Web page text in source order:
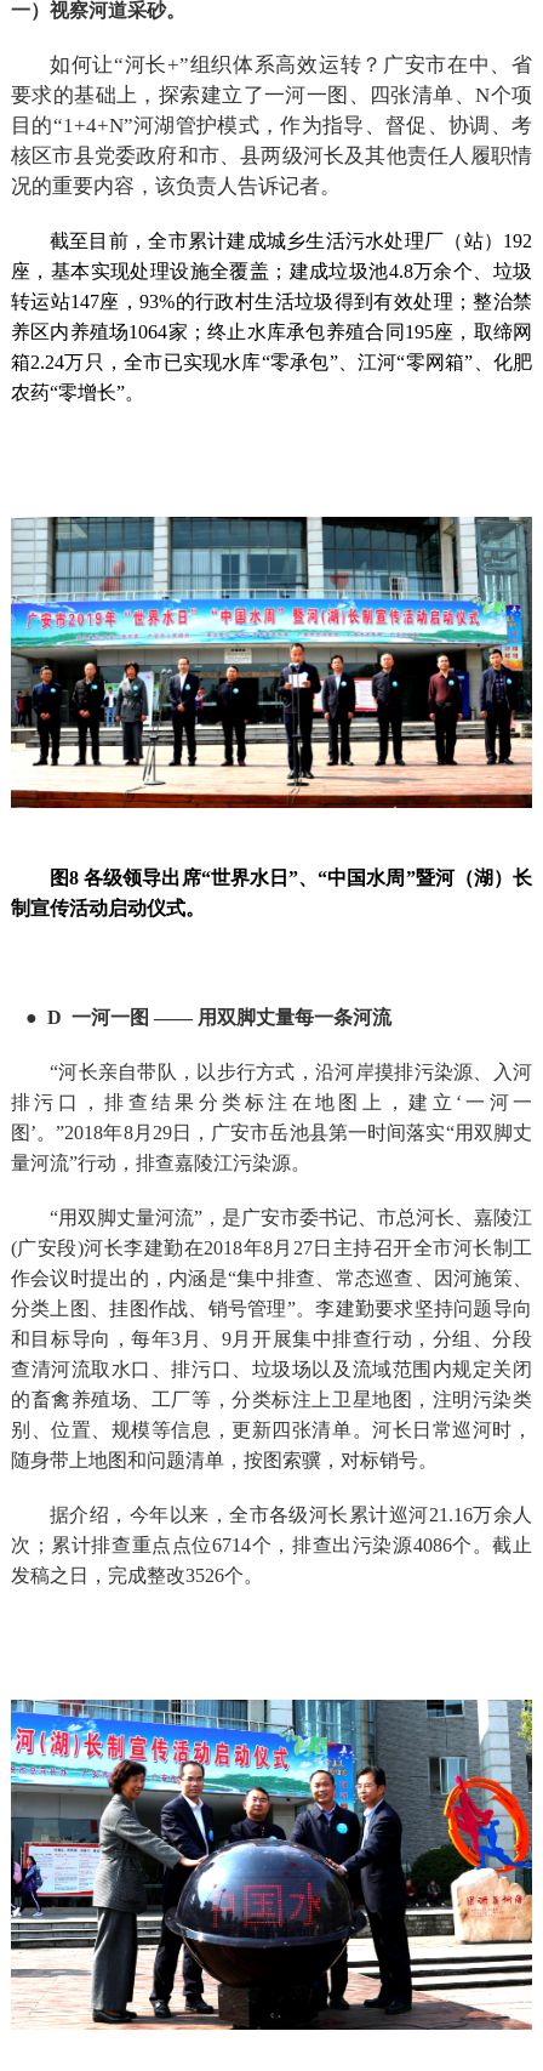
一）视察河道采砂。
如何让“河长+”组织体系高效运转 ？ 广安市在中、省
要求的基础上，探索建立了一河一图、四张清单、N个项
目的“1+4+N”河湖管护模式，作为指导、督促、协调、考
核区市县党委政府和市、县两级河长及其他责任人履职情
况的重要内容，该负责人告诉记者。
截至目前，全市累计建成城乡生活污水处理厂（站）192
座，基本实现处理设施全覆盖； 建成垃圾池4.8万余个、垃圾
转运站147座，93%的行政村生活垃圾得到有效处理；整治禁
养区内养殖场1064家；终止水库承包养殖合同195座，取缔网
箱2.24万只，全市已实现水库“零承包”、江河“零网箱”、化肥
农药“零增长”。
图8 各级领导出席“世界水日”、“中国水周”暨河（湖）长
制宣传活动启动仪式。
● D 一河一图 —— 用双脚丈量每一条河流
“河长亲自带队，以步行方式，沿河岸摸排污染源、入河
排污口，排查结果分类标注在地图上，建立‘一河一
图’。”2018年8月29日，广安市岳池县第一时间落实“用双脚丈
量河流”行动，排查嘉陵江污染源。
“用双脚丈量河流”，是广安市委书记、市总河长、嘉陵江
(广安段)河长李建勤在2018年8月27日主持召开全市河长制工
作会议时提出的，内涵是“集中排查、常态巡查、因河施策、
分类上图、挂图作战、销号管理”。李建勤要求坚持问题导向
和目标导向，每年3月、9月开展集中排查行动，分组、分段
查清河流取水口、排污口、垃圾场以及流域范围内规定关闭
的畜禽养殖场、工厂等，分类标注上卫星地图，注明污染类
别、位置、规模等信息，更新四张清单。河长日常巡河时，
随身带上地图和问题清单，按图索骥，对标销号。
据介绍，今年以来，全市各级河长累计巡河21.16万余人
次；累计排查重点点位6714个，排查出污染源4086个。截止
发稿之日
，完成整改3526个。